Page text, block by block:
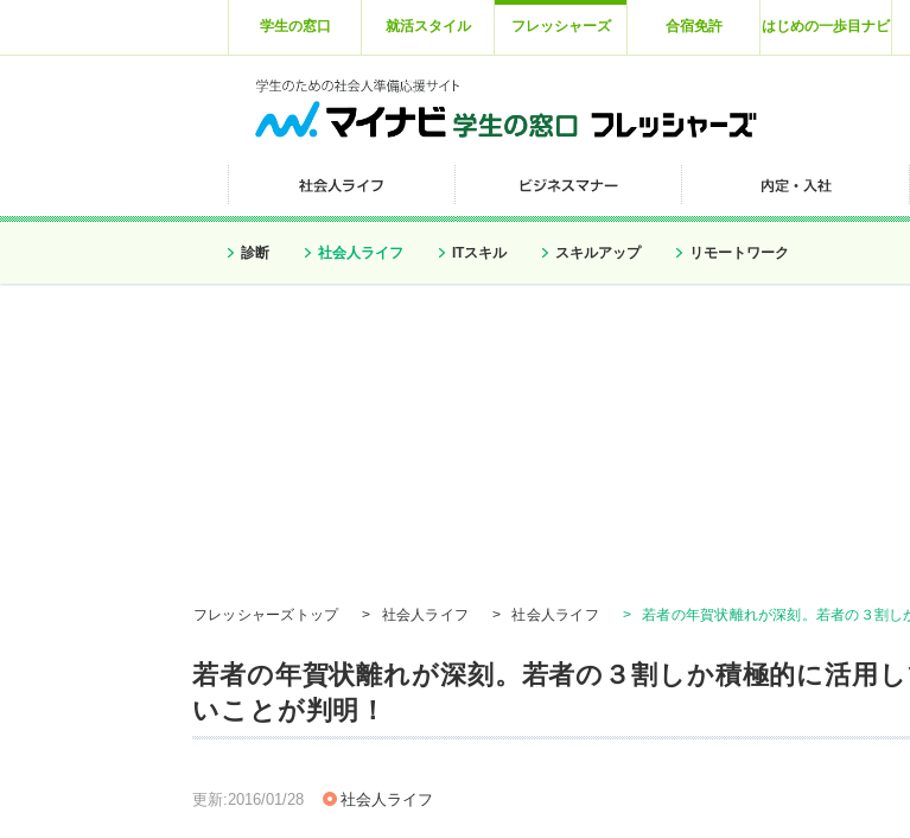
学生の窓口 就活スタイル フレッシャーズ 合宿免許 はじめの一歩目ナビ
診断 社会人ライフ ITスキル スキルアップ リモートワーク
フレッシャーズトップ > 社会人ライフ > 社会人ライフ > 若者の年賀状離れが深刻。若者の３割し
若者の年賀状離れが深刻。若者の３割しか積極的に活用
いことが判明！
更新:2016/01/28 社会人ライフ